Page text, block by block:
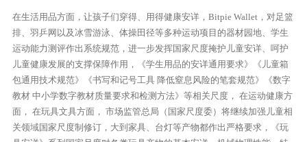
在生活用品方面，让孩子们穿得、用得健康安详，Bitpie Wallet，对足篮
排、羽乒网以及冰雪游泳、体操田径等多种运动项目的器材园地、学生
运动能力测评作出系统规范，进一步发挥国家尺度掩护儿童安详、呵护
儿童健康发展的支撑保障作用，《学生用品的安详通用要求》《儿童箱
包通用技术规范》《书写和记号工具 降低窒息风险的笔套规范》《数字
教材 中小学数字教材质量要求和检测方法》等相关尺度， 在运动健康方
面， 在玩具文具方面， 市场监管总局（国家尺度委）将继续加强儿童相
关领域国家尺度制修订，大到家具、台灯等产物都作出严格要求，《玩